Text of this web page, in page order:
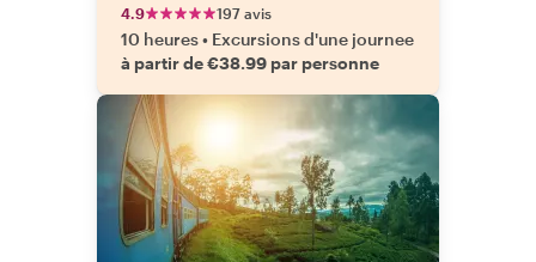
4.9 197 avis
10 heures• Excursions d'une journee
à partir de €38.99 par personne